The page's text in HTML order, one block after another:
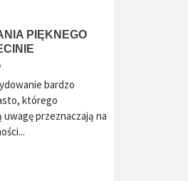
PIĘKNEGO
bardzo
którego
przeznaczają na